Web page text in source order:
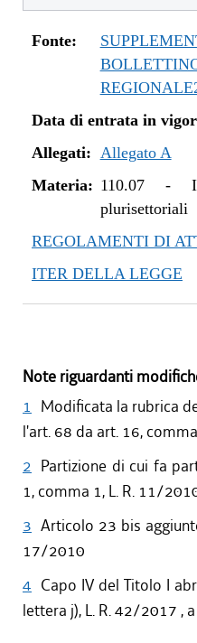
Fonte:
Data di entrata in
Allegati: Allegato A
Materia: 110.07-
plurisettoriali
REGOLAMENTI DI
ITER DELLA LEGGE
Note riguardanti
1 Modificata la rubrica
l'art. 68 da art. 16,
2 Partizione di cui fa
1, comma 1, L. R. 11/
3 Articolo 23 bis
17/2010
4 Capo IV del Titolo I
lettera j), L. R. 42/2017 ,